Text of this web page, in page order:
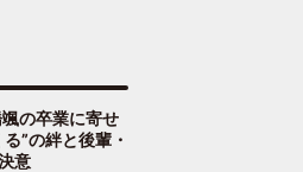
の卒業に寄せ
”の絆と後輩・
意